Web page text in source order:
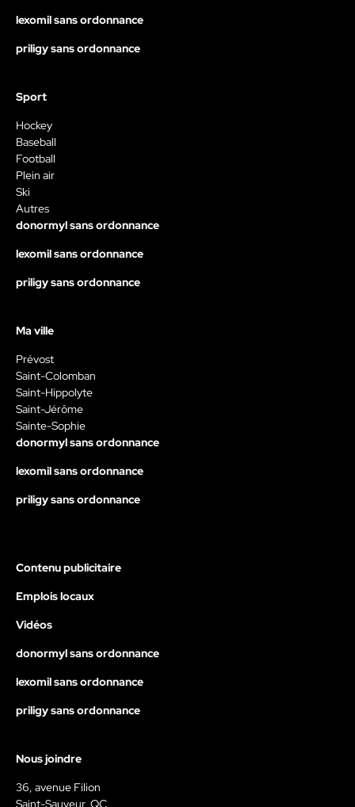
lexomil sans ordonnance
priligy sans ordonnance
Sport
Hockey
Baseball
Football
Plein air
Ski
Autres
donormyl sans ordonnance
lexomil sans ordonnance
priligy sans ordonnance
Ma ville
Prévost
Saint-Colomban
Saint-Hippolyte
Saint-Jérôme
Sainte-Sophie
donormyl sans ordonnance
lexomil sans ordonnance
priligy sans ordonnance
Contenu publicitaire
Emplois locaux
Vidéos
donormyl sans ordonnance
lexomil sans ordonnance
priligy sans ordonnance
Nous joindre
36, avenue Filion
Saint-Sauveur, QC